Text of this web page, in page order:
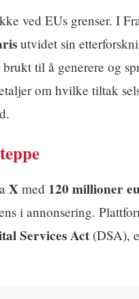
ved EUs grenser. I
utvidet sin
til å generere og
om hvilke tiltak
X med 120 millioner
i annonsering.
Services Act (DSA),